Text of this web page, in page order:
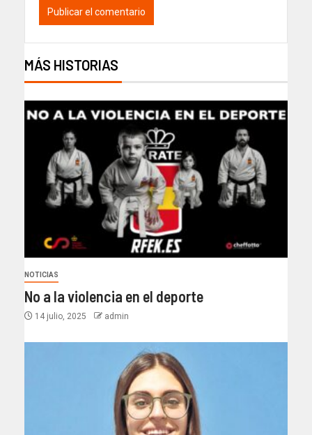
MÁS HISTORIAS
NOTICIAS
No a la violencia en el deporte
14 julio, 2025 admin